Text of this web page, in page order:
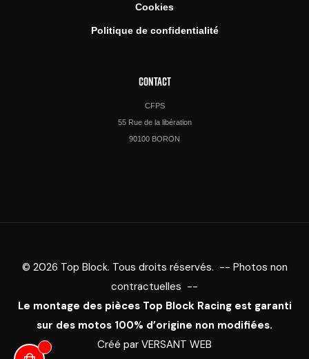
Cookies
Politique de confidentialité
CONTACT
CFPS
55 Rue de la libération
90100 BORON
© 2026 Top Block. Tous droits réservés. -- Photos non
contractuelles --
Le montage des pièces Top Block Racing est garanti
sur des motos 100% d’origine non modifiées.
Créé par VERSANT WEB